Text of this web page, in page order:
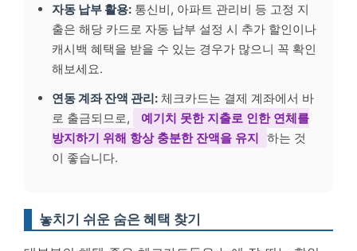
자동 납부 활용: 통신비, 아파트 관리비 등 고정 지
출은 해당 카드로 자동 납부 설정 시 추가 할인이나
캐시백 혜택을 받을 수 있는 경우가 많으니 꼭 확인
해보세요.
연동 계좌 잔액 관리: 체크카드는 결제 계좌에서 바
로 출금되므로,
예기치 못한 지출로 인한 연체를
방지하기 위해 항상 충분한 잔액을 유지 하는 것
이 좋습니다.
놓치기 쉬운 숨은 혜택 찾기